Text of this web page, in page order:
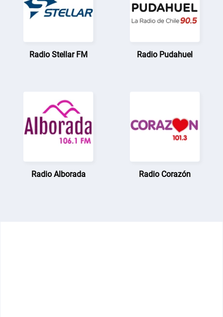
Radio Stellar FM Radio Pudahuel
Radio Alborada Radio Corazón